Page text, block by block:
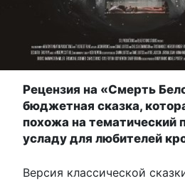
Рецензия на «Смерть
бюджетная сказка,
похожа на тематический
усладу для любителей
Версия классической